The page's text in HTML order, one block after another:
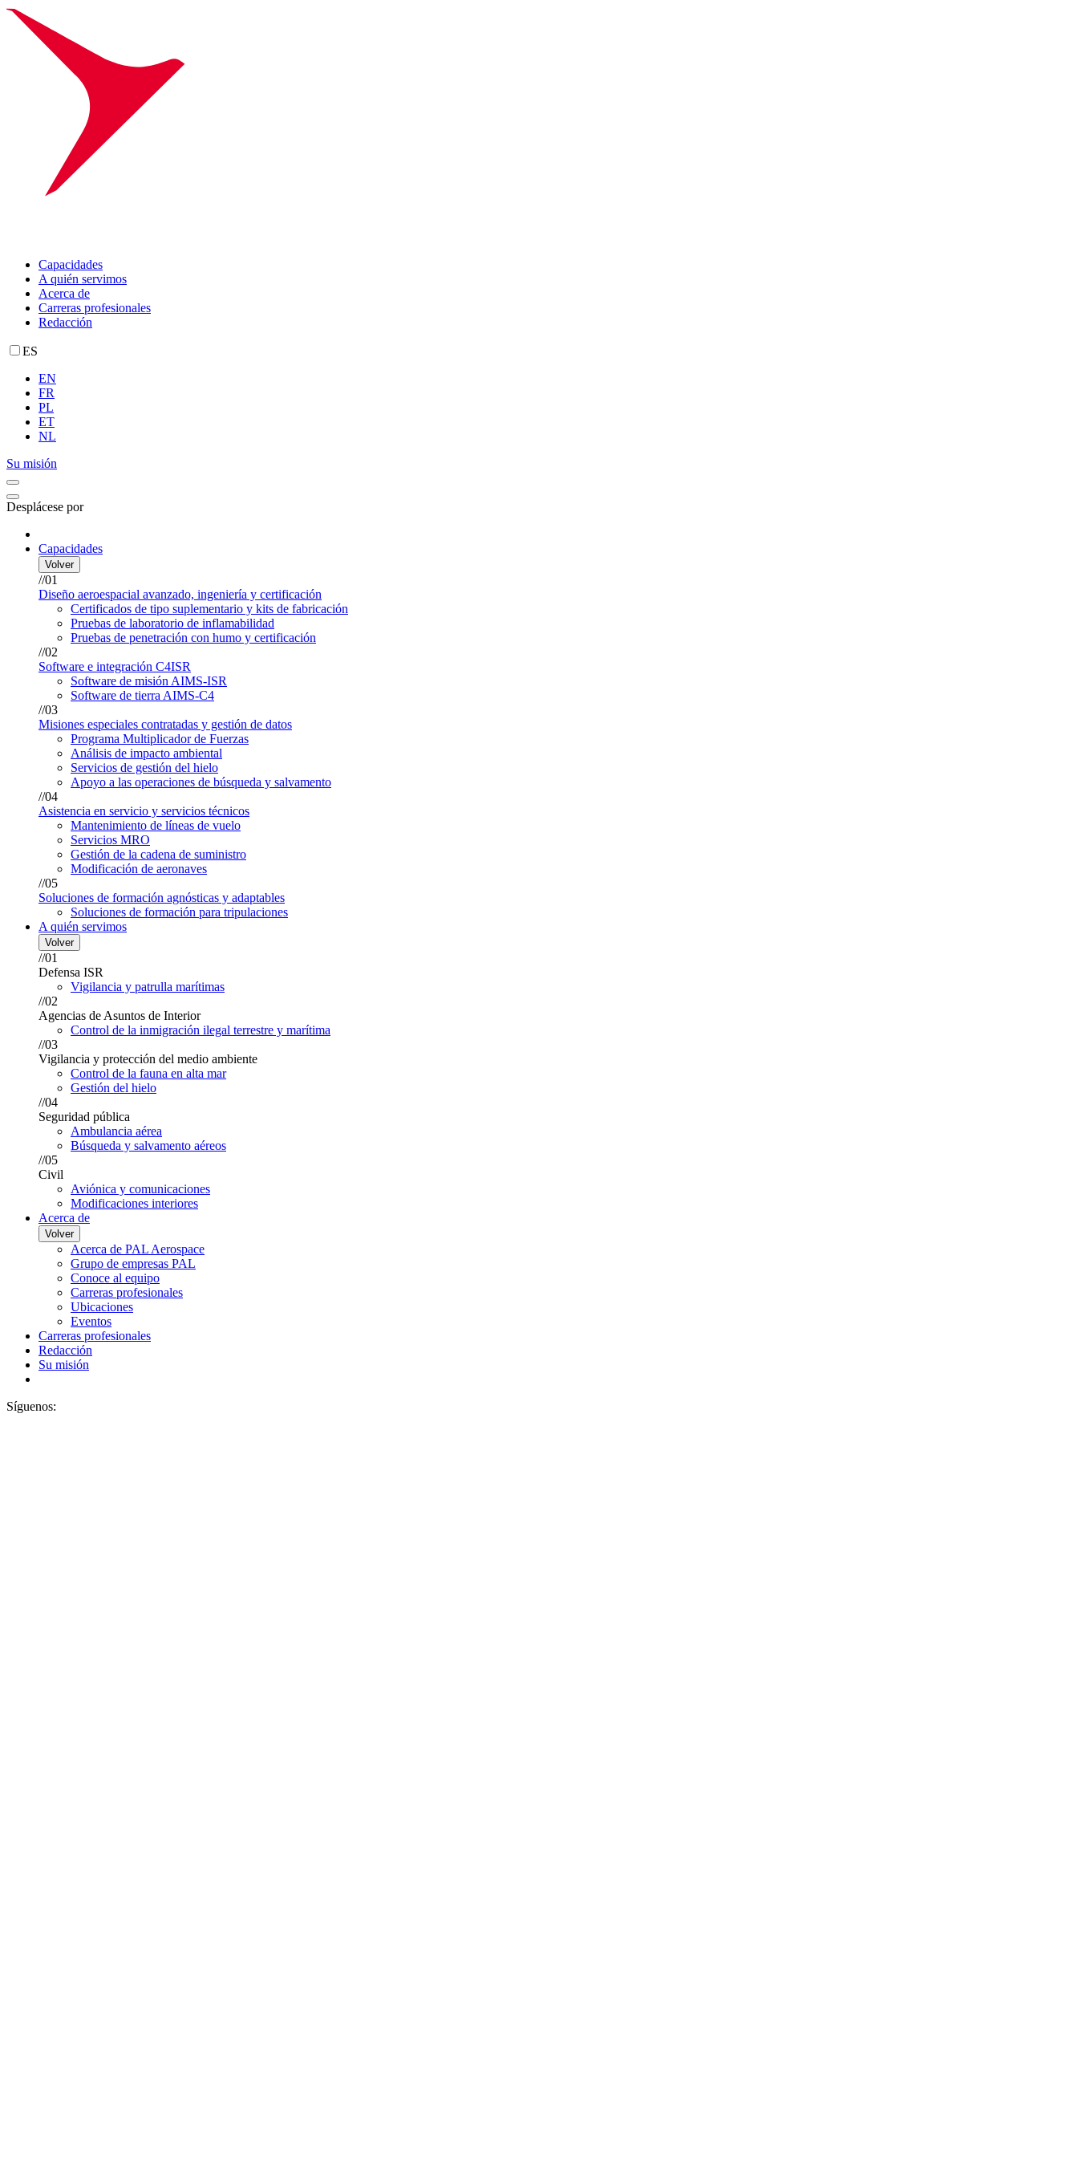
Capacidades
A quién servimos
Acerca de
Carreras profesionales
Redacción
ES
EN
FR
PL
ET
NL
Su misión
Desplácese por
Capacidades
Volver
//01
Diseño aeroespacial avanzado, ingeniería y certificación
Certificados de tipo suplementario y kits de fabricación
Pruebas de laboratorio de inflamabilidad
Pruebas de penetración con humo y certificación
//02
Software e integración C4ISR
Software de misión AIMS-ISR
Software de tierra AIMS-C4
//03
Misiones especiales contratadas y gestión de datos
Programa Multiplicador de Fuerzas
Análisis de impacto ambiental
Servicios de gestión del hielo
Apoyo a las operaciones de búsqueda y salvamento
//04
Asistencia en servicio y servicios técnicos
Mantenimiento de líneas de vuelo
Servicios MRO
Gestión de la cadena de suministro
Modificación de aeronaves
//05
Soluciones de formación agnósticas y adaptables
Soluciones de formación para tripulaciones
A quién servimos
Volver
//01
Defensa ISR
Vigilancia y patrulla marítimas
//02
Agencias de Asuntos de Interior
Control de la inmigración ilegal terrestre y marítima
//03
Vigilancia y protección del medio ambiente
Control de la fauna en alta mar
Gestión del hielo
//04
Seguridad pública
Ambulancia aérea
Búsqueda y salvamento aéreos
//05
Civil
Aviónica y comunicaciones
Modificaciones interiores
Acerca de
Volver
Acerca de PAL Aerospace
Grupo de empresas PAL
Conoce al equipo
Carreras profesionales
Ubicaciones
Eventos
Carreras profesionales
Redacción
Su misión
Síguenos: